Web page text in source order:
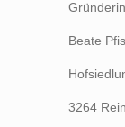
Beate
3264